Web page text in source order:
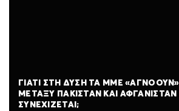
ΓΙΑΤΊ ΣΤΗ ΔΎΣΗ ΤΑ ΜΜΕ
ΜΕΤΑΞΎ ΠΑΚΙΣΤΆΝ ΚΑΙ
ΣΥΝΕΧΊΖΕΤΑΙ;